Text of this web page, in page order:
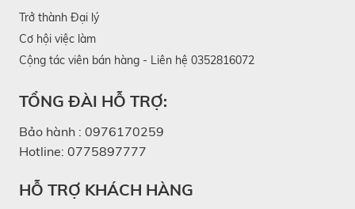
Trở thành Đại lý
Cơ hội việc làm
Cộng tác viên bán hàng - Liên hệ 0352816072
TỔNG ĐÀI HỖ TRỢ:
Bảo hành : 0976170259
Hotline: 0775897777
HỖ TRỢ KHÁCH HÀNG